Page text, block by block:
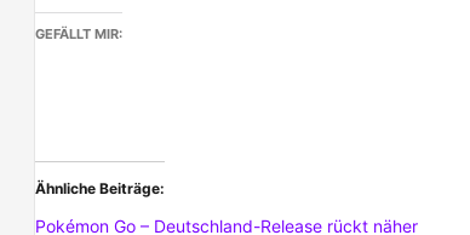
GEFÄLLT MIR:
Ähnliche Beiträge
Pokémon Go – Deutschland-Release rückt näher